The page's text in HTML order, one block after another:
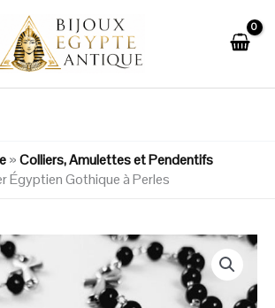
»Colliers, Amulettes et Pendentifs
Égyptien Gothique à Perles